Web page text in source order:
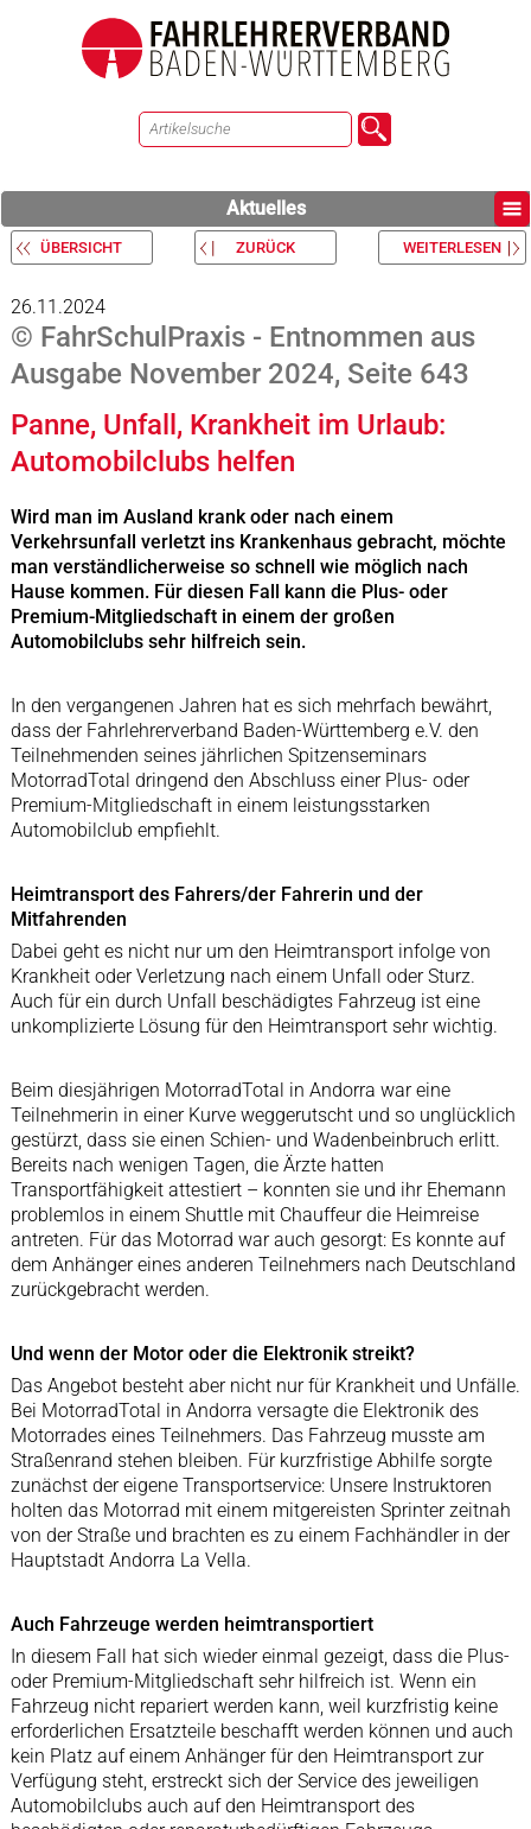
Aktuelles
ÜBERSICHT ZURÜCK WEITERLESEN
26.11.2024
© FahrSchulPraxis - Entnommen aus
Ausgabe November 2024, Seite 643
Panne, Unfall, Krankheit im Urlaub:
Automobilclubs helfen
Wird man im Ausland krank oder nach einem
Verkehrsunfall verletzt ins Krankenhaus gebracht, möchte
man verständlicherweise so schnell wie möglich nach
Hause kommen. Für diesen Fall kann die Plus- oder
Premium-Mitgliedschaft in einem der großen
Automobilclubs sehr hilfreich sein.
In den vergangenen Jahren hat es sich mehrfach bewährt,
dass der Fahrlehrerverband Baden-Württemberg e.V. den
Teilnehmenden seines jährlichen Spitzenseminars
MotorradTotal dringend den Abschluss einer Plus- oder
Premium-Mitgliedschaft in einem leistungsstarken
Automobilclub empfiehlt.
Heimtransport des Fahrers/der Fahrerin und der
Mitfahrenden
Dabei geht es nicht nur um den Heimtransport infolge von
Krankheit oder Verletzung nach einem Unfall oder Sturz.
Auch für ein durch Unfall beschädigtes Fahrzeug ist eine
unkomplizierte Lösung für den Heimtransport sehr wichtig.
Beim diesjährigen MotorradTotal in Andorra war eine
Teilnehmerin in einer Kurve weggerutscht und so unglücklich
gestürzt, dass sie einen Schien- und Wadenbeinbruch erlitt.
Bereits nach wenigen Tagen, die Ärzte hatten
Transportfähigkeit attestiert – konnten sie und ihr Ehemann
problemlos in einem Shuttle mit Chauffeur die Heimreise
antreten. Für das Motorrad war auch gesorgt: Es konnte auf
dem Anhänger eines anderen Teilnehmers nach Deutschland
zurückgebracht werden.
Und wenn der Motor oder die Elektronik streikt?
Das Angebot besteht aber nicht nur für Krankheit und Unfälle.
Bei MotorradTotal in Andorra versagte die Elektronik des
Motorrades eines Teilnehmers. Das Fahrzeug musste am
Straßenrand stehen bleiben. Für kurzfristige Abhilfe sorgte
zunächst der eigene Transportservice: Unsere Instruktoren
holten das Motorrad mit einem mitgereisten Sprinter zeitnah
von der Straße und brachten es zu einem Fachhändler in der
Hauptstadt Andorra La Vella.
Auch Fahrzeuge werden heimtransportiert
In diesem Fall hat sich wieder einmal gezeigt, dass die Plus-
oder Premium-Mitgliedschaft sehr hilfreich ist. Wenn ein
Fahrzeug nicht repariert werden kann, weil kurzfristig keine
erforderlichen Ersatzteile beschafft werden können und auch
kein Platz auf einem Anhänger für den Heimtransport zur
Verfügung steht, erstreckt sich der Service des jeweiligen
Automobilclubs auch auf den Heimtransport des